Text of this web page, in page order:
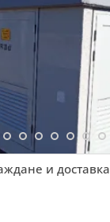
и доставка